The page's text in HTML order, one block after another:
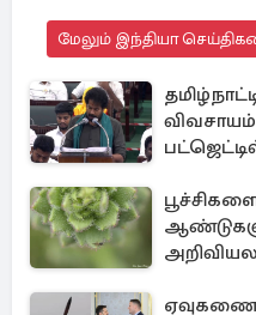
மேலும் இந்தியா